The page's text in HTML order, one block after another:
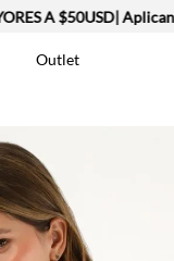
A $50USD| Aplican TyC
Outlet